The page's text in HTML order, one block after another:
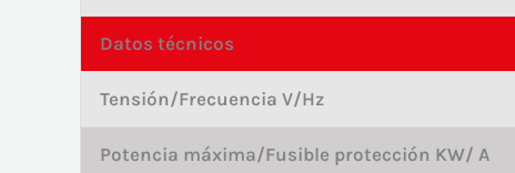
Datos técnicos
Tensión/Frecuencia V/Hz
Potencia máxima/Fusible protección KW/ A